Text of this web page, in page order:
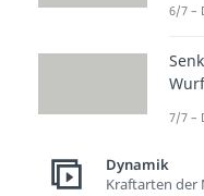
6/7 –
Wurf
7/7 –
Dynamik
Kraftarten der